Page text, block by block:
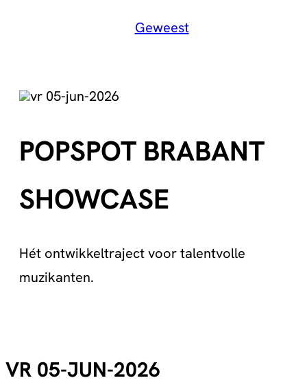
Geweest
vr 05-jun-2026
POPSPOT BRABANT
SHOWCASE
Hét ontwikkeltraject voor talentvolle
muzikanten.
VR 05-JUN-2026